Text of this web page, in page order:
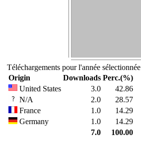
Téléchargements pour l'année sélectionnée
Origin
Downloads Perc.(%)
United States
3.0
42.86
N/A
2.0
28.57
France
1.0
14.29
Germany
1.0
14.29
7.0
100.00